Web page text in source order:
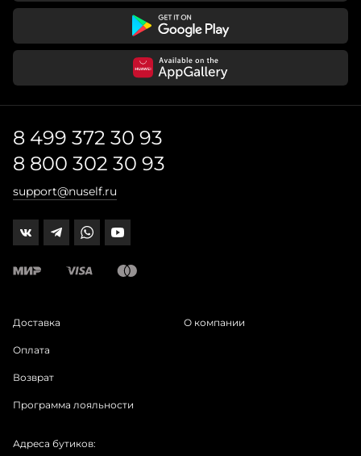
8 499 372 30 93
8 800 302 30 93
support@nuself.ru
Доставка
Оплата
Возврат
Программа лояльности
О компании
Адреса бутиков: